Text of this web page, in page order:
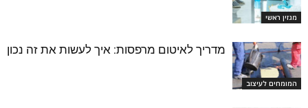
מגזין ראשי
המומחים לעיצוב
מדריך לאיטום מרפסות: איך לעשות את זה נכון